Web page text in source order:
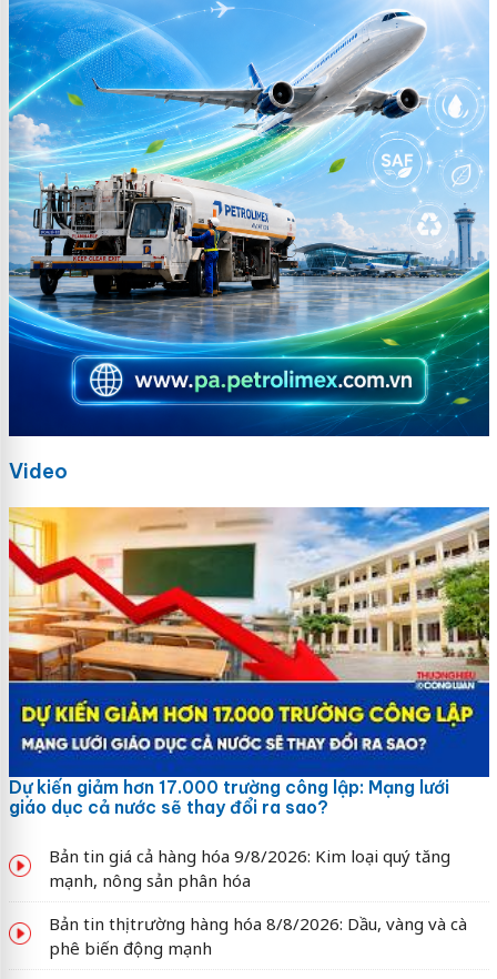
Video
Dự kiến giảm hơn 17.000 trường công lập: Mạng lưới
giáo dục cả nước sẽ thay đổi ra sao?
Bản tin giá cả hàng hóa 9/8/2026: Kim loại quý tăng
mạnh, nông sản phân hóa
Bản tin thị trường hàng hóa 8/8/2026: Dầu, vàng và cà
phê biến động mạnh